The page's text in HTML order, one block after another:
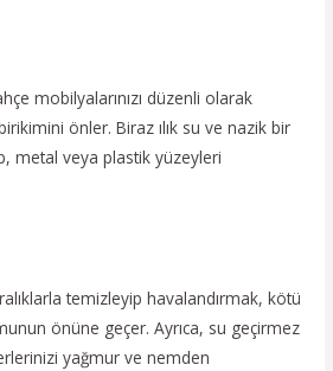
mobilyalarınızı düzenli olarak
önler. Biraz ılık su ve nazik bir
metal veya plastik yüzeyleri
temizleyip havalandırmak, kötü
önüne geçer. Ayrıca, su geçirmez
yağmur ve nemden